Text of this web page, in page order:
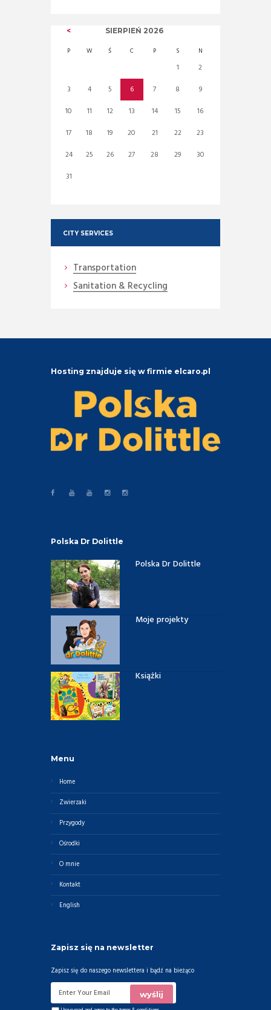
SIERPIEŃ 2026
P W Ś C P S N
1
2
3
4 5 6 7 8
9
10
11 12 13 14 15
16
17
18 19 20 21 22
23
24
25 26 27 28 29
30
31
CITY SERVICES
Transportation
Sanitation & Recycling
Hosting znajduje się w firmie elcaro.pl
Polska Dr Dolittle
Polska Dr Dolittle
Moje projekty
Książki
Menu
Home
Zwierzaki
Przygody
Ośrodki
O mnie
Kontakt
English
Zapisz się na newsletter
Zapisz się do naszego newslettera i bądź na bieżąco